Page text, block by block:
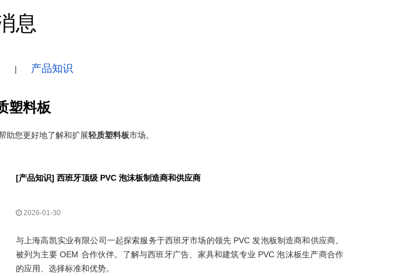
息
| 产品知识
塑料板
助您更好地了解和扩展轻质塑料板市场。
[产品知识] 西班牙顶级 PVC 泡沫板制造商和供应商
2026-01-30
与上海高凯实业有限公司一起探索服务于西班牙市场的领先 PVC 发泡板制造商和供应商。
被列为主要 OEM 合作伙伴。了解与西班牙广告、家具和建筑专业 PVC 泡沫板生产商合作
的应用、选择标准和优势。